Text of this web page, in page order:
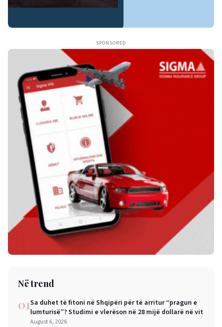
SPONSORED
Në trend
01Sa duhet të fitoni në Shqipëri për të arritur “pragun e
lumturisë”? Studimi e vlerëson në 28 mijë dollarë në vit
August 6, 2026